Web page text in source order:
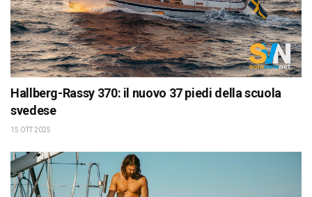
Hallberg-Rassy 370: il nuovo 37 piedi della scuola
svedese
15 OTT 2025